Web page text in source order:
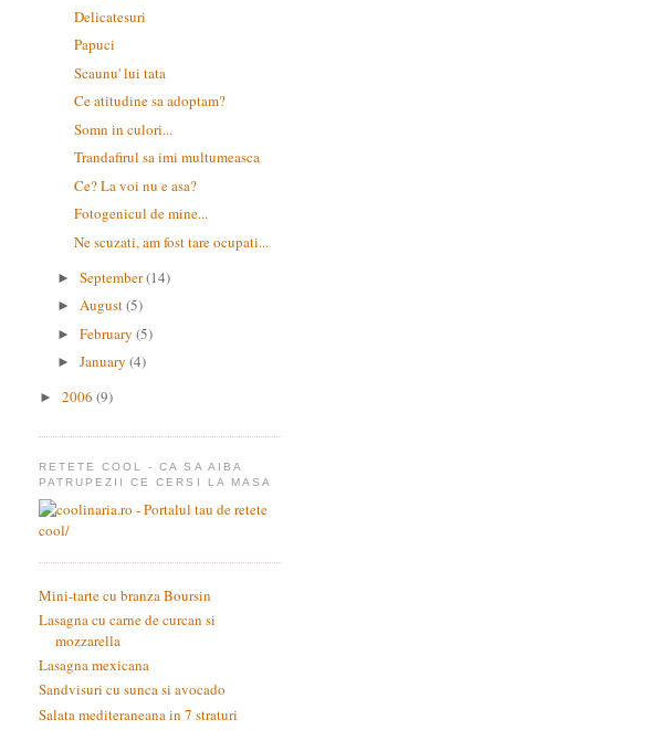
Delicatesuri
Papuci
Scaunu' lui tata
Ce atitudine sa adoptam?
Somn in culori...
Trandafirul sa imi multumeasca
Ce? La voi nu e asa?
Fotogenicul de mine...
Ne scuzati, am fost tare ocupati...
► September(14)
► August(5)
► February (5)
► January (4)
► 2006 (9)
RETETE COOL - CA SA AIBA
PATRUPEZII CE CERSI LA MASA
Mini-tarte cu branza Boursin
Lasagna cu carne de curcan si
mozzarella
Lasagna mexicana
Sandvisuri cu sunca si avocado
Salata mediteraneana in 7 straturi